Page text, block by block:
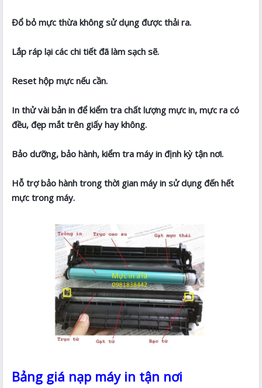
Đổ bỏ mực thừa không sử dụng được thải ra.
Lắp ráp lại các chi tiết đã làm sạch sẽ.
Reset hộp mực nếu cần.
In thử vài bản in để kiểm tra chất lượng mực in, mực ra có
đều, đẹp mắt trên giấy hay không.
Bảo dưỡng, bảo hành, kiểm tra máy in định kỳ tận nơi.
Hỗ trợ bảo hành trong thời gian máy in sử dụng đến hết
mực trong máy.
Bảng giá nạp máy in tận nơi